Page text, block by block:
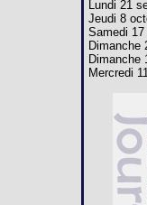
Lundi 21
Jeudi 8
Samedi
Dimanche
Dimanche
Mercredi